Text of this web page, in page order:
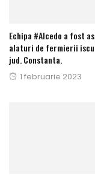
Echipa #Alcedo a fost
alaturi de fermierii
jud. Constanta.
Publicat
1 februarie 2023